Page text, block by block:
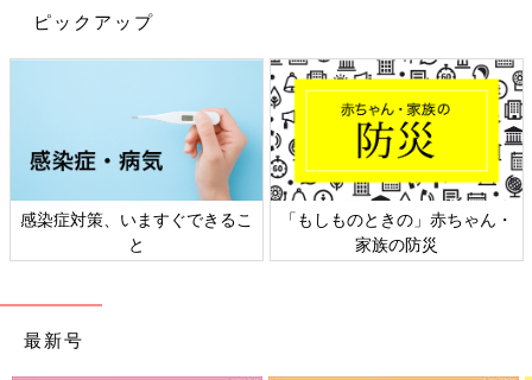
というメニュー。食べることは楽しいことだよって感じてほし
今後も子育て家庭をサポートしてくれる食品、よりおいしく、便
利にという開発食品はたくさん出てきます。春と秋は新商品が並
ぶシーズン。ぜひ、売場にご注目ください。
（文／山本純子さん）
こんなものまで…！時短にも使える美味
ピックアップ
感染症対策、いますぐできるこ
と
「もしものときの」赤ちゃん・
家族の防災
最新号